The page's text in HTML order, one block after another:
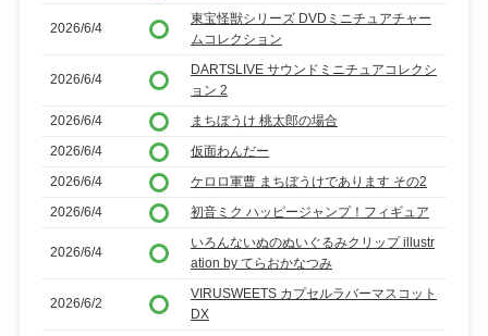
2026/6/4
東宝怪獣シリーズ DVDミニチュアチャー
ムコレクション
2026/6/4
DARTSLIVE サウンドミニチュアコレクシ
ョン 2
2026/6/4
まちぼうけ 桃太郎の場合
2026/6/4
仮面わんだー
2026/6/4
ケロロ軍曹 まちぼうけであります その2
2026/6/4
初音ミク ハッピージャンプ！フィギュア
2026/6/4
いろんないぬのぬいぐるみクリップ illustr
ation by てらおかなつみ
2026/6/2
VIRUSWEETS カプセルラバーマスコット
DX